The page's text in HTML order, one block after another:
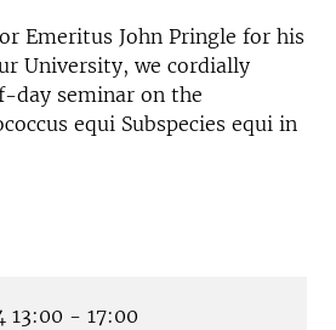
Emeritus John Pringle for his
University, we cordially
day seminar on the
equi Subspecies equi in
13:00 - 17:00